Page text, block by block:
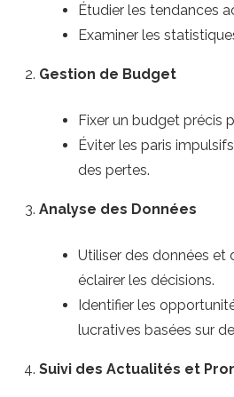
Étudier les tendances
Examiner les
Gestion de Budget
Fixer un budget précis
Éviter les paris
des pertes.
Analyse des Données
Utiliser des données et
éclairer les décisions.
Identifier les
lucratives basées sur
Suivi des Actualités et